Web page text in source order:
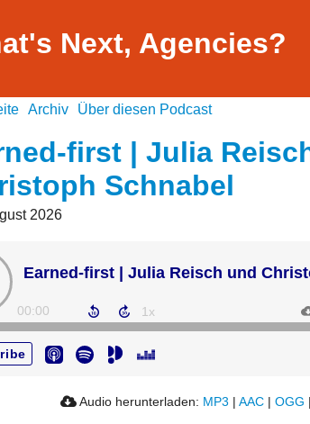
Next, Agencies?
Archiv Über diesen Podcast
first | Julia
Schnabel
2026
00:00
Audio herunterladen: MP3 | AAC | OGG |